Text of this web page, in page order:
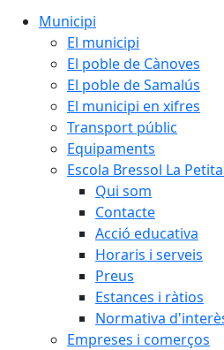
Municipi
El municipi
El poble de Cànoves
El poble de Samalús
El municipi en xifres
Transport públic
Equipaments
Escola Bressol La
Qui som
Contacte
Acció educativa
Horaris i serveis
Preus
Estances i ràtios
Normativa
Empreses i comerços